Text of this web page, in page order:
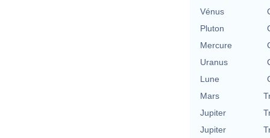
Vénus
Pluton
Mercure
Uranus
Lune
Mars
Jupiter
Jupiter